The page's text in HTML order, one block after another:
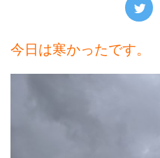
今日は寒かったです。